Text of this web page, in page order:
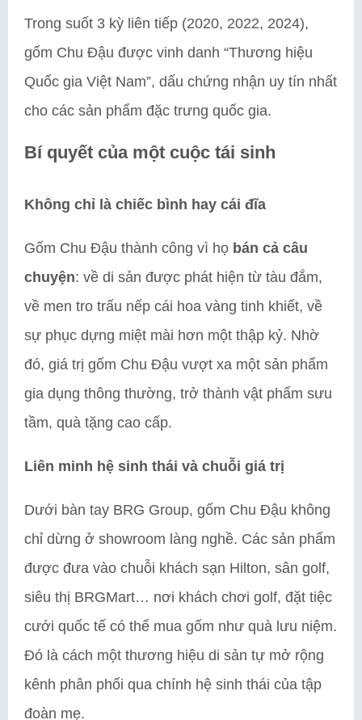
Trong suốt 3 kỳ liên tiếp (2020, 2022, 2024),
gốm Chu Đậu được vinh danh “Thương hiệu
Quốc gia Việt Nam”, dấu chứng nhận uy tín nhất
cho các sản phẩm đặc trưng quốc gia.
Bí quyết của một cuộc tái sinh
Không chỉ là chiếc bình hay cái đĩa
Gốm Chu Đậu thành công vì họ bán cả câu
chuyện: về di sản được phát hiện từ tàu đắm,
về men tro trấu nếp cái hoa vàng tinh khiết, về
sự phục dựng miệt mài hơn một thập kỷ. Nhờ
đó, giá trị gốm Chu Đậu vượt xa một sản phẩm
gia dụng thông thường, trở thành vật phẩm sưu
tầm, quà tặng cao cấp.
Liên minh hệ sinh thái và chuỗi giá trị
Dưới bàn tay BRG Group, gốm Chu Đậu không
chỉ dừng ở showroom làng nghề. Các sản phẩm
được đưa vào chuỗi khách sạn Hilton, sân golf,
siêu thị BRGMart… nơi khách chơi golf, đặt tiệc
cưới quốc tế có thể mua gốm như quà lưu niệm.
Đó là cách một thương hiệu di sản tự mở rộng
kênh phân phối qua chính hệ sinh thái của tập
đoàn mẹ.